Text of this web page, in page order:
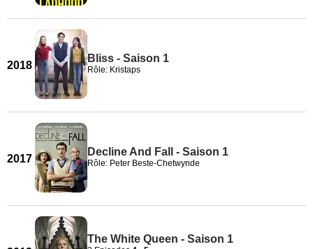
2018
Bliss - Saison 1
Rôle: Kristaps
2017
Decline And Fall - Saison 1
Rôle: Peter Beste-Chetwynde
The White Queen - Saison 1